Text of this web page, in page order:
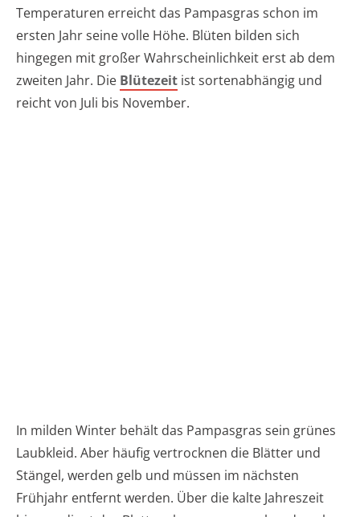
Temperaturen erreicht das Pampasgras schon im
ersten Jahr seine volle Höhe. Blüten bilden sich
hingegen mit großer Wahrscheinlichkeit erst ab dem
zweiten Jahr. Die Blütezeit ist sortenabhängig und
reicht von Juli bis November.
In milden Winter behält das Pampasgras sein grünes
Laubkleid. Aber häufig vertrocknen die Blätter und
Stängel, werden gelb und müssen im nächsten
Frühjahr entfernt werden. Über die kalte Jahreszeit